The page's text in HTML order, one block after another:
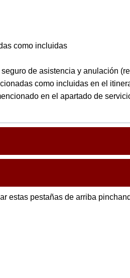
como incluidas
de asistencia y anulación
como incluidas en el
en el apartado de
estas pestañas de arriba